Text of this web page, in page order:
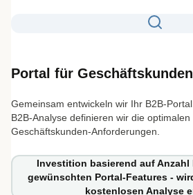
Portal für Geschäftskunden
Gemeinsam entwickeln wir Ihr B2B-
B2B-Analyse definieren wir die
Geschäftskunden-Anforderungen.
Investition basierend auf Anzahl
gewünschten Portal-Features -
kostenlosen Analyse